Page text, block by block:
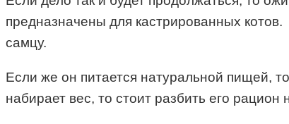
предназначены для кастрированных
самцу.
Если же он питается натуральной пищей,
набирает вес, то стоит разбить его рацион